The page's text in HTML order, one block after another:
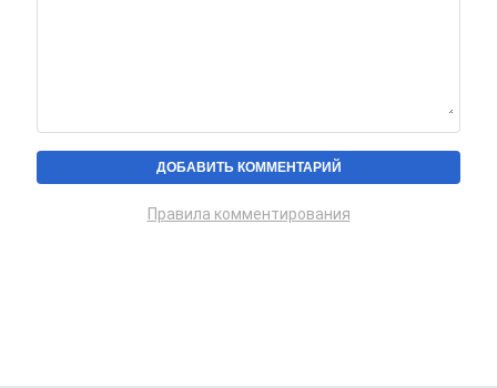
Правила комментирования